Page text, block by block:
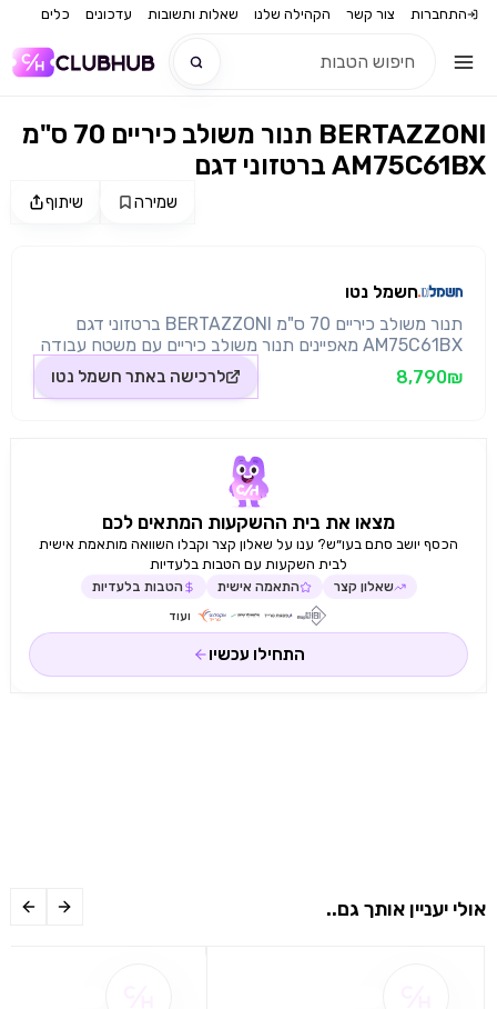
התחברות צור קשר הקהילה שלנו שאלות ותשובות עדכונים כלים
שיתוף שמירה
תנור משולב כיריים 70 ס"מ BERTAZZONI
ברטזוני דגם AM75C61BX
חשמל נטו
תנור משולב כיריים 70 ס"מ BERTAZZONI ברטזוני דגם
AM75C61BX מאפיינים תנור משולב כיריים עם משטח עבודה
מפלדת אל-חלד כולל 5 מבערים עשויים אלומניום מבער
עוצמתי בעל KW,3.5 חצובות התנור יציקת ברזל מדחום חוגה
מאלומיניום מחזיקי סירים מברזל יצוק פאנל שליטה כפתורים
סיבוביים הצתה אלקטרונית זכוכית פנימית קלה לפירוק וניקיון
תאורה פנימית 2 סולמות , 5 שלבים מקור חשמל נטו כלול
באריזה זוג רשתות תבנית עמוקה רשת גריל מפרט טכני מתח
V220-240 תדר Hz50/60 הספק W2900 מקט יצרן
אחריות לשנה ע"י עילית יבוא ושיוק היבואן הרשמי
8,790₪ לרכישה באתר חשמל נטו
מצאו את בית ההשקעות המתאים לכם
הכסף יושב סתם בעו״ש? ענו על שאלון קצר וקבלו השוואה מותאמת אישית
לבית השקעות עם הטבות בלעדיות
שאלון קצר התאמה אישית הטבות בלעדיות
ועוד
התחילו עכשיו
אולי יעניין אותך גם..